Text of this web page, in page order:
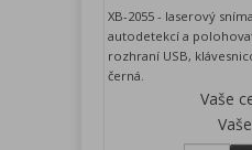
XB-2055 - laserový
autodetekcí a
rozhraní USB,
černá.
Vaše